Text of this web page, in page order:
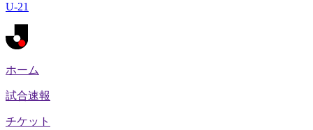
U-21
ホーム
試合速報
チケット